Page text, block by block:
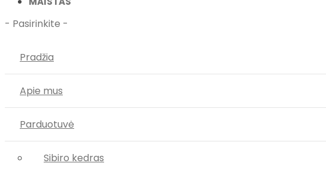
- Pasirinkite -
Pradžia
Apie mus
Parduotuvė
Sibiro kedras